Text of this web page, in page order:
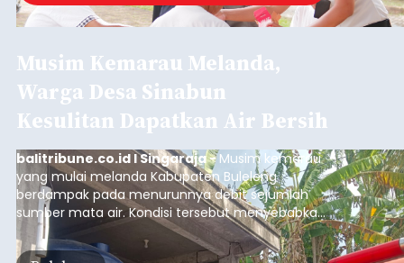
Musim Kemarau Melanda,
Warga Desa Sinabun
Kesulitan Dapatkan Air Bersih
balitribune.co.id I Singaraja -Musim kemarau
yang mulai melanda Kabupaten Buleleng
berdampak pada menurunnya debit sejumlah
sumber mata air. Kondisi tersebut menyebabkan
warga di beberapa desa mulai mengalami
kesulitan mendapatkan air bersih, terutama